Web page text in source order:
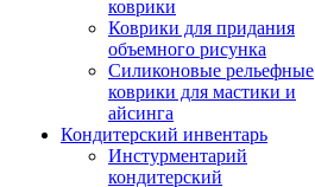
коврики
Коврики для придания
объемного рисунка
Силиконовые рельефные
коврики для мастики и
айсинга
Кондитерский инвентарь
Инстурментарий
кондитерский